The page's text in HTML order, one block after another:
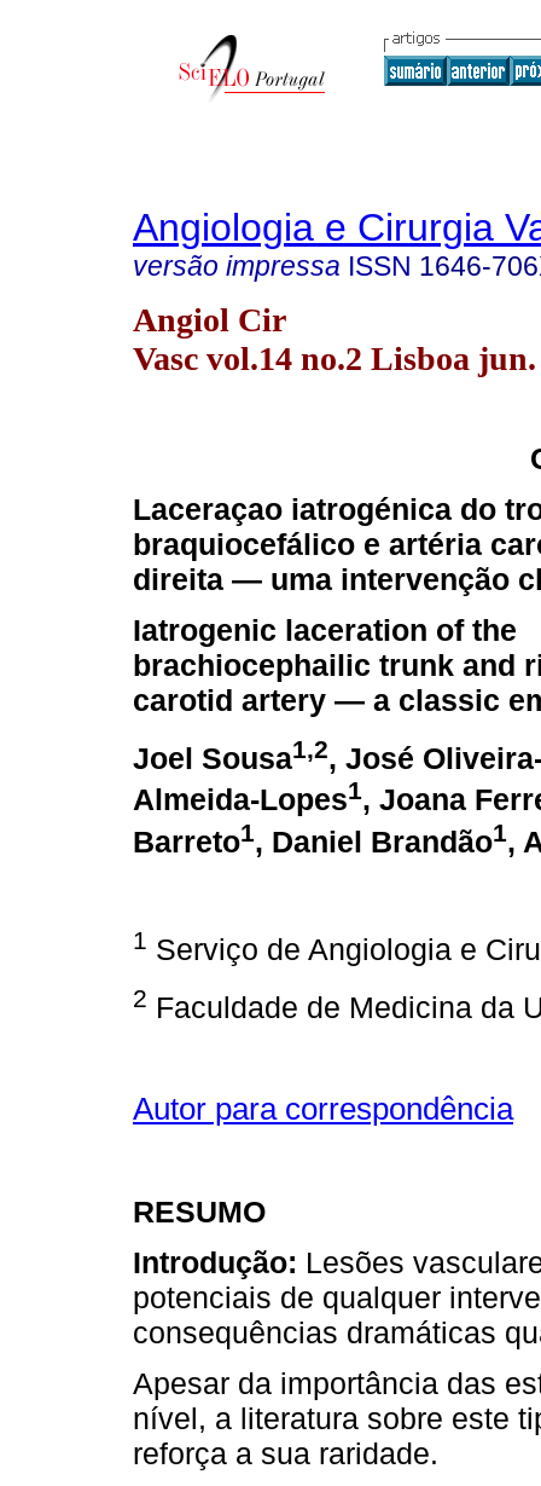
Angiologia e Cirurgia
versão impressa ISSN 1646-
Angiol Cir
Vasc vol.14 no.2 Lisboa jun.
Laceraçao iatrogénica do
braquiocefálico e artéria
direita — uma intervenção
Iatrogenic laceration of the
brachiocephailic trunk and
carotid artery — a classic
Joel Sousa1,2, José
Almeida-Lopes1, Joana
Barreto1, Daniel Brandão1,
1 Serviço de Angiologia e
2 Faculdade de Medicina da
Autor para correspondência
RESUMO
Introdução: Lesões
potenciais de qualquer
consequências dramáticas
Apesar da importância das
nível, a literatura sobre este
reforça a sua raridade.